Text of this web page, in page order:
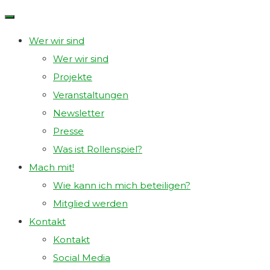
Skip
content
SPIELRAUM
LE
VEREIN
ROLLENSPIEL
LEIPZIG.
Wer wir sind
Wer wir sind
Projekte
Veranstaltungen
Newsletter
Presse
Was ist Rollenspiel?
Mach mit!
Wie kann ich mich beteiligen?
Mitglied werden
Kontakt
Kontakt
Social Media